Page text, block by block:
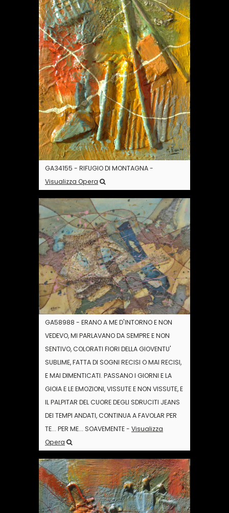
GA34155 - RIFUGIO DI MONTAGNA -
Visualizza Opera
GA58988 - ERANO A ME D'INTORNO E NON
VEDEVO, MI PARLAVANO DA SEMPRE E NON
SENTIVO, COLORATI FIORI DELLA GIOVENTU'
SUBLIME, FATTA DI SOGNI RECISI O MAI RECISI,
E MAI DIMENTICATI. PASSANO I GIORNI E LA
GIOIA E LE EMOZIONI, VISSUTE E NON VISSUTE, E
IL PALPITAR DEL CUORE DEGLI SDRUCITI JEANS
DEI TEMPI ANDATI, CONTINUA A FAVOLAR PER
TE... PER ME... SOAVEMENTE - Visualizza
Opera